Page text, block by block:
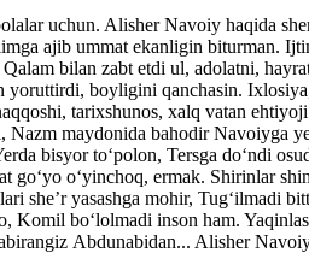
uchun. Alisher Navoiy haqida
ajib ummat ekanligin biturman.
bilan zabt etdi ul, adolatni,
boyligini qanchasin.
tarixshunos, xalq vatan
maydonida bahodir Navoiyga
bisyor to‘polon, Tersga do‘ndi
o‘yinchoq, ermak. Shirinlar
she’r yasashga mohir, Tug‘ilmadi
bo‘lolmadi inson ham.
Abdunabidan... Alisher